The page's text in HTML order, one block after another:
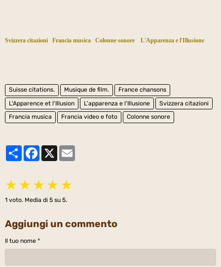
Svizzera citazioni Francia musica Colonne sonore L'Apparenza e l'Illusione
Suisse citations. Musique de film.
France chansons
L'Apparence et l'Illusion
L'apparenza e l'Illusione
Svizzera citazioni
Francia musica
Francia video e foto Colonne sonore
PartagerFacebook
★ ★ ★ ★ ★
1 voto. Media di 5 su 5.
Aggiungi un commento
Il tuo nome